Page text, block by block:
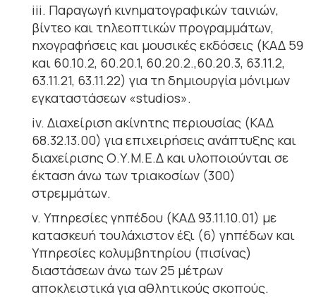
iii. Παραγωγή κινηματογραφικών ταινιών,
βίντεο και τηλεοπτικών προγραμμάτων,
ηχογραφήσεις και μουσικές εκδόσεις (ΚΑΔ 59
και 60.10.2, 60.20.1, 60.20.2.,60.20.3, 63.11.2,
63.11.21, 63.11.22) για τη δημιουργία μόνιμων
εγκαταστάσεων «studios».
iv. Διαχείριση ακίνητης περιουσίας (ΚΑΔ
68.32.13.00) για επιχειρήσεις ανάπτυξης και
διαχείρισης Ο.Υ.Μ.Ε.Δ και υλοποιούνται σε
έκταση άνω των τριακοσίων (300)
στρεμμάτων.
v. Υπηρεσίες γηπέδου (ΚΑΔ 93.11.10.01) με
κατασκευή τουλάχιστον έξι (6) γηπέδων και
Υπηρεσίες κολυμβητηρίου (πισίνας)
διαστάσεων άνω των 25 μέτρων
αποκλειστικά για αθλητικούς σκοπούς.